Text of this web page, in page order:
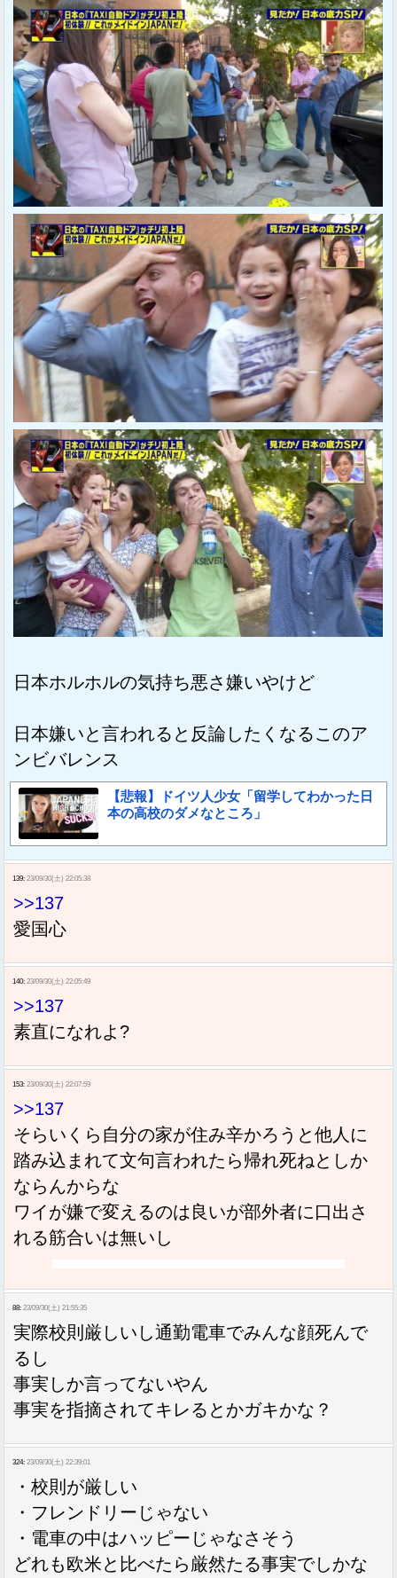
日本ホルホルの気持ち悪さ嫌いやけど
日本嫌いと言われると反論したくなるこのア
ンビバレンス
【悲報】ドイツ人少女「留学してわかった日
本の高校のダメなところ」
139: 23/09/30(土) 22:05:38
>>137
愛国心
140: 23/09/30(土) 22:05:49
>>137
素直になれよ?
153: 23/09/30(土) 22:07:59
>>137
そらいくら自分の家が住み辛かろうと他人に
踏み込まれて文句言われたら帰れ死ねとしか
ならんからな
ワイが嫌で変えるのは良いが部外者に口出さ
れる筋合いは無いし
88: 23/09/30(土) 21:55:35
実際校則厳しいし通勤電車でみんな顔死んで
るし
事実しか言ってないやん
事実を指摘されてキレるとかガキかな？
324: 23/09/30(土) 22:39:01
・校則が厳しい
・フレンドリーじゃない
・電車の中はハッピーじゃなさそう
どれも欧米と比べたら厳然たる事実でしかな